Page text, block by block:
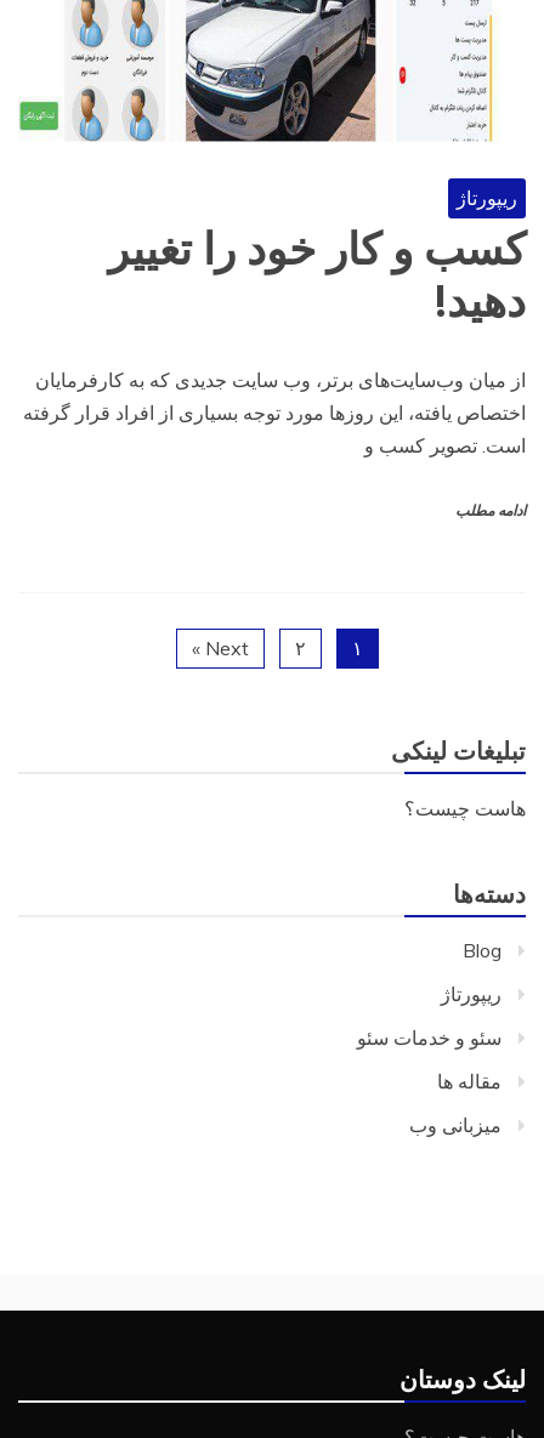
ریپورتاژ
کسب و کار خود را تغییر
دهید!
از میان وب‌سایت‌های برتر، وب سایت جدیدی که به کارفرمایان
اختصاص یافته، این روزها مورد توجه بسیاری از افراد قرار گرفته
است. تصویر کسب و
ادامه مطلب
۱ ۲ Next »
تبلیغات لینکی
هاست چیست؟
دسته‌ها
Blog
ریپورتاژ
سئو و خدمات سئو
مقاله ها
میزبانی وب
لینک دوستان